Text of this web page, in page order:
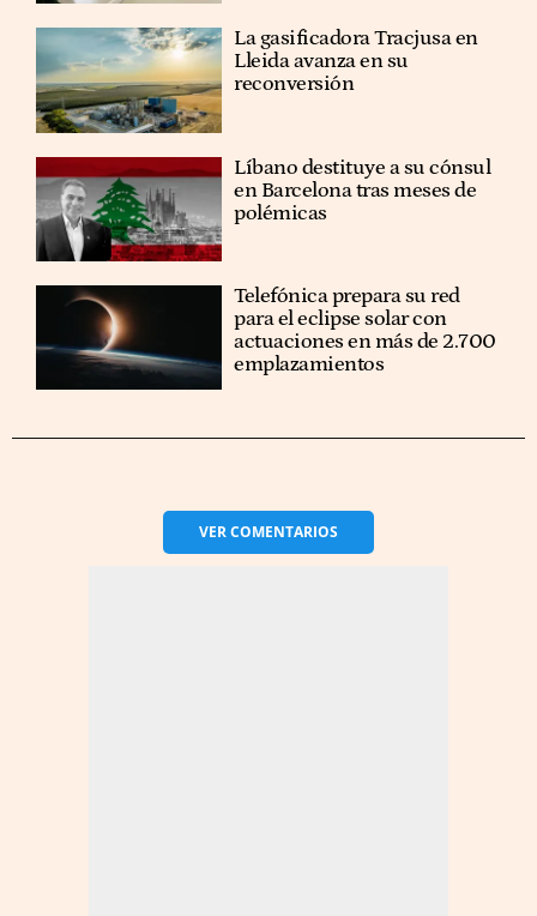
La gasificadora Tracjusa en
Lleida avanza en su
reconversión
Líbano destituye a su cónsul
en Barcelona tras meses de
polémicas
Telefónica prepara su red
para el eclipse solar con
actuaciones en más de 2.700
emplazamientos
VERCOMENTARIOS